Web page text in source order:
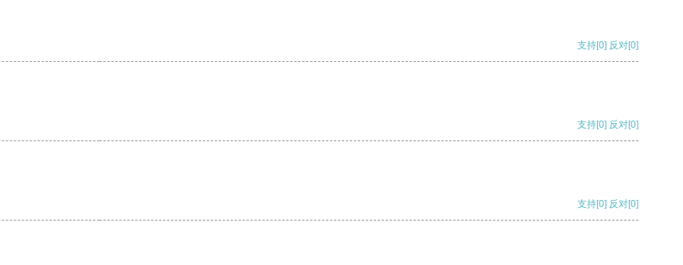
支持[0] 反对[0]
支持[0] 反对[0]
支持[0] 反对[0]